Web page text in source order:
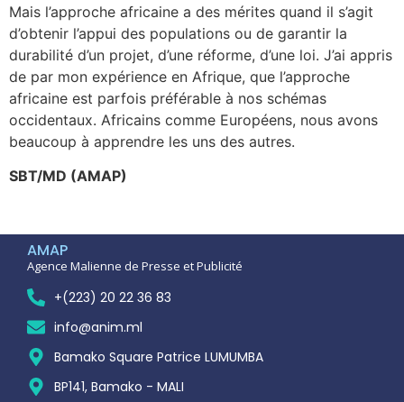
Mais l’approche africaine a des mérites quand il s’agit
d’obtenir l’appui des populations ou de garantir la
durabilité d’un projet, d’une réforme, d’une loi. J’ai appris
de par mon expérience en Afrique, que l’approche
africaine est parfois préférable à nos schémas
occidentaux. Africains comme Européens, nous avons
beaucoup à apprendre les uns des autres.
SBT/MD (AMAP)
AMAP
Agence Malienne de Presse et Publicité
+(223) 20 22 36 83
info@anim.ml
Bamako Square Patrice LUMUMBA
BP141, Bamako - MALI